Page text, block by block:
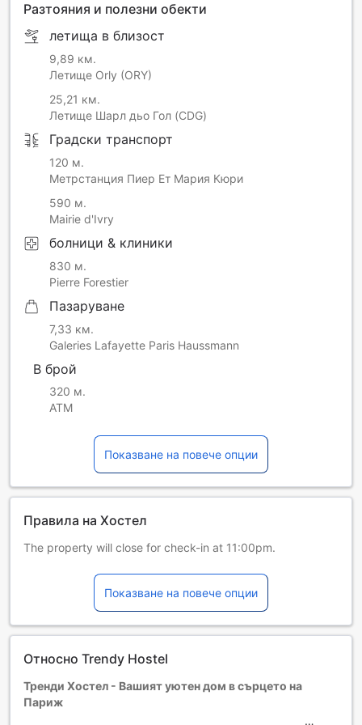
Разтояния и полезни обекти
летища в близост
9,89 км.
Летище Orly (ORY)
25,21 км.
Летище Шарл дьо Гол (CDG)
Градски транспорт
120 м.
Метрстанция Пиер Ет Мария Кюри
590 м.
Mairie d'Ivry
болници & клиники
830 м.
Pierre Forestier
Пазаруване
7,33 км.
Galeries Lafayette Paris Haussmann
В брой
320 м.
ATM
Показване на повече опции
Правила на Хостел
The property will close for check-in at 11:00pm.
Деца от 0 до 1
Безплатен престой, ако се използват наличните легла.
Възможността за допълнителни легла зависи от
избрания тип стая. За повече информация вижте
При резервиране на повече от 5 стаи е възможно да се
Показване на повече опции
Относно Trendy Hostel
Тренди Хостел - Вашият уютен дом в сърцето на
Париж